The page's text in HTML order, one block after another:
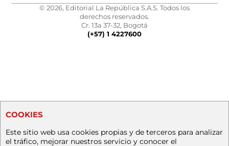
© 2026, Editorial La República S.A.S. Todos los
derechos reservados.
Cr. 13a 37-32, Bogotá
(+57) 1 4227600
COOKIES
Este sitio web usa cookies propias y de terceros para analizar
el tráfico, mejorar nuestros servicio y conocer el